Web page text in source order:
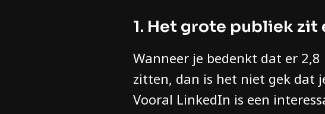
1. Het grote publiek
Wanneer je bedenkt dat er
zitten, dan is het niet gek dat
Vooral LinkedIn is een